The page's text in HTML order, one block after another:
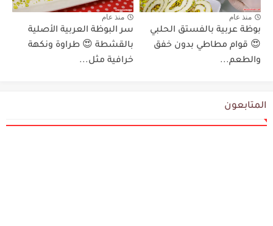
منذ عام
بوظة عربية بالفستق الحلبي
😍 قوام مطاطي بدون خفق
والطعم...
منذ عام
سر البوظة العربية الأصلية
بالقشطة 😍 طراوة ونكهة
خرافية مثل...
المتابعون